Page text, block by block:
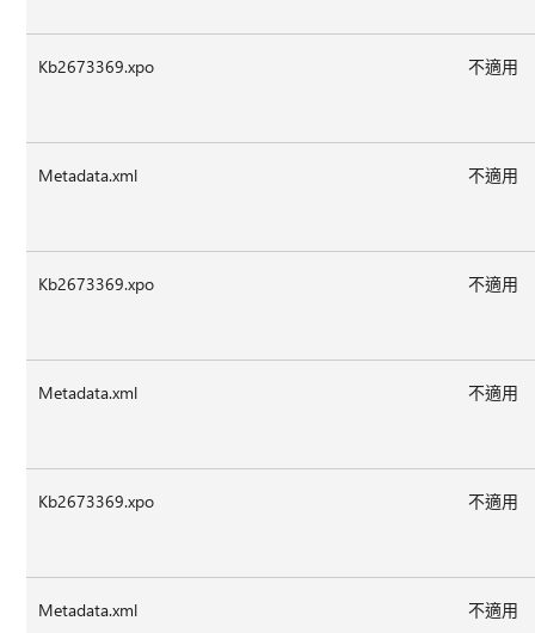
Kb2673369.xpo 不適用
Metadata.xml 不適用
Kb2673369.xpo 不適用
Metadata.xml 不適用
Kb2673369.xpo 不適用
Metadata.xml 不適用